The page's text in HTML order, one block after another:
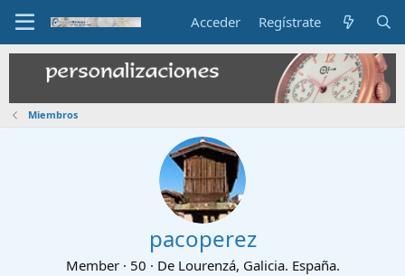
Acceder Regístrate
Miembros
pacoperez
Member · 50 · De Lourenzá, Galicia. España.